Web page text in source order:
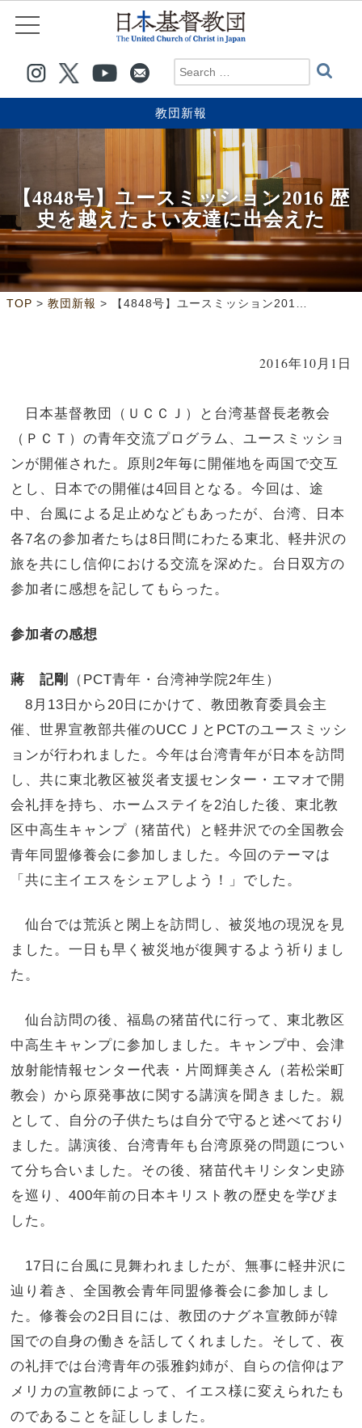
教団新報
【4848号】ユースミッション2016 歴
史を越えたよい友達に出会えた
TOP > 教団新報 > 【4848号】ユースミッション2016 歴史を越えたよい友達に出会えた
2016年10月1日
日本基督教団（ＵＣＣＪ）と台湾基督長老教会
（ＰＣＴ）の青年交流プログラム、ユースミッショ
ンが開催された。原則2年毎に開催地を両国で交互
とし、日本での開催は4回目となる。今回は、途
中、台風による足止めなどもあったが、台湾、日本
各7名の参加者たちは8日間にわたる東北、軽井沢の
旅を共にし信仰における交流を深めた。台日双方の
参加者に感想を記してもらった。
参加者の感想
蔣 記剛
（PCT青年・台湾神学院2年生）
8月13日から20日にかけて、教団教育委員会主
催、世界宣教部共催のUCCＪとPCTのユースミッシ
ョンが行われました。今年は台湾青年が日本を訪問
し、共に東北教区被災者支援センター・エマオで開
会礼拝を持ち、ホームステイを2泊した後、東北教
区中高生キャンプ（猪苗代）と軽井沢での全国教会
青年同盟修養会に参加しました。今回のテーマは
「共に主イエスをシェアしよう！」でした。
仙台では荒浜と閖上を訪問し、被災地の現況を見
ました。一日も早く被災地が復興するよう祈りまし
た。
仙台訪問の後、福島の猪苗代に行って、東北教区
中高生キャンプに参加しました。キャンプ中、会津
放射能情報センター代表・片岡輝美さん（若松栄町
教会）から原発事故に関する講演を聞きました。親
として、自分の子供たちは自分で守ると述べており
ました。講演後、台湾青年も台湾原発の問題につい
て分ち合いました。その後、猪苗代キリシタン史跡
を巡り、400年前の日本キリスト教の歴史を学びま
した。
17日に台風に見舞われましたが、無事に軽井沢に
辿り着き、全国教会青年同盟修養会に参加しまし
た。修養会の2日目には、教団のナグネ宣教師が韓
国での自身の働きを話してくれました。そして、夜
の礼拝では台湾青年の張雅鈞姉が、自らの信仰はア
メリカの宣教師によって、イエス様に変えられたも
のであることを証ししました。